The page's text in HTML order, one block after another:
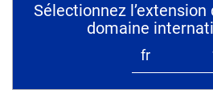
Sélectionnez
domaine